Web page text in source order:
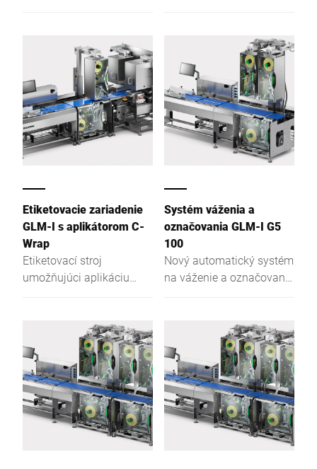
Etiketovacie zariadenie
GLM-I s aplikátorom C-
Wrap
Etiketovací stroj
umožňujúci aplikáciu
Systém váženia a
označovania GLM-I G5
100
Nový automatický systém
na váženie a označovanie